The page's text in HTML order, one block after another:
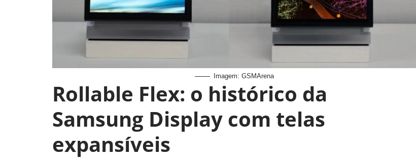
Imagem: GSMArena
Rollable Flex: o histórico da
Samsung Display com telas
expansíveis